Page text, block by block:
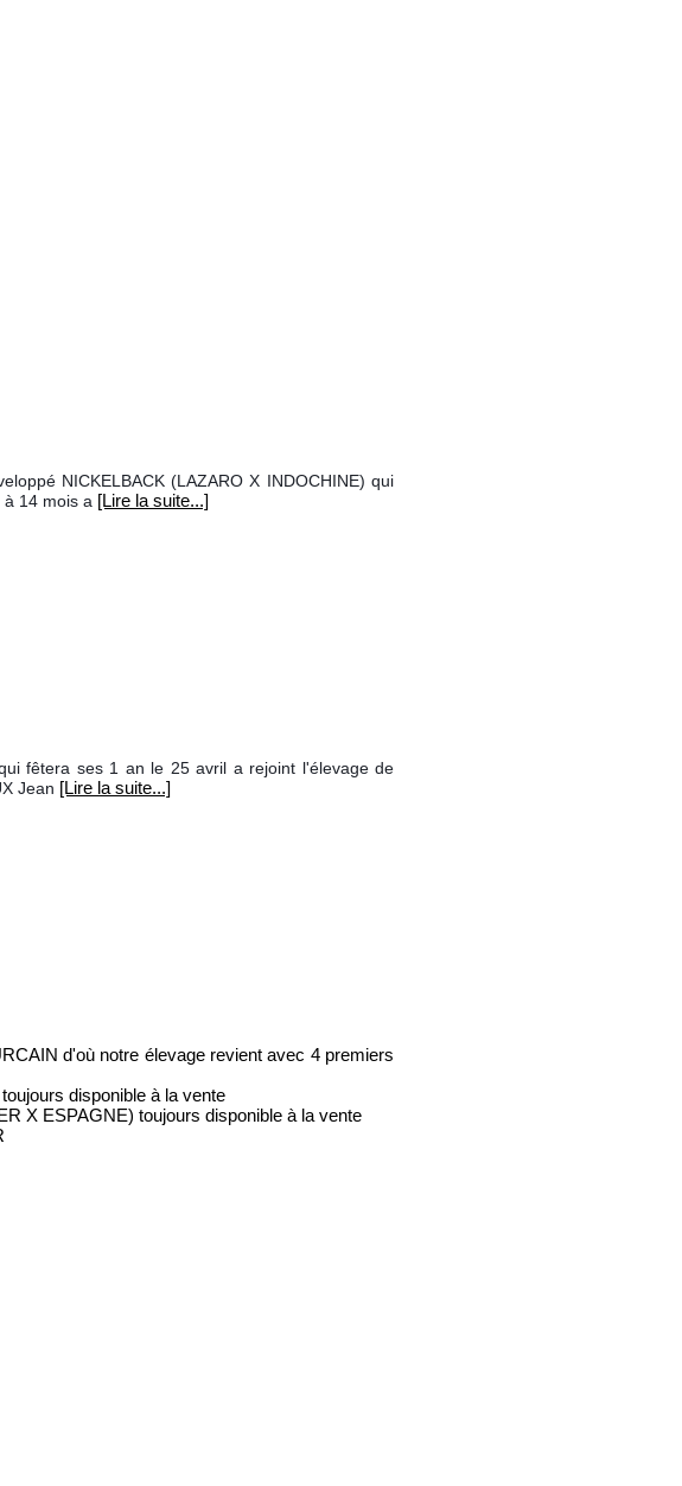
NICKELBACK (LAZARO X INDOCHINE) qui
14 mois a [Lire la suite...]
fêtera ses 1 an le 25 avril a rejoint l'élevage de
Jean [Lire la suite...]
d'où notre élevage revient avec 4 premiers
disponible à la vente
X ESPAGNE) toujours disponible à la vente